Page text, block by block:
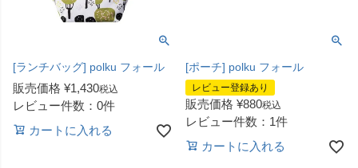
[ランチバッグ] polku フォール
販売価格 ¥1,430税込
レビュー件数：0件
カートに入れる
[ポーチ] polku フォール
レビュー登録あり
販売価格 ¥880税込
レビュー件数：1件
カートに入れる